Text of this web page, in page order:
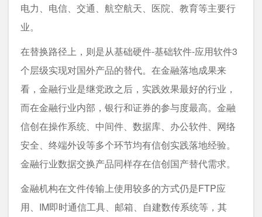
电力、电信、交通、航空航天、医院、教育等主要行
业。
在替换路径上，则是从基础硬件-基础软件-应用软件3
个层级实现对国外产品的替代。在金融落地成果来
看，金融行业是继党政之后，实践效果最好的行业，
而在金融行业内部，银行和证券的参与度最高。金融
信创在操作系统、中间件、数据库、办公软件、网络
安全、终端外设等多个环节均有信创实践落地经验。
金融行业数据交换产品同样存在信创国产替代需求。
金融机构在文件传输上使用较多的方式仍是FTP应
用、IM即时通信工具、邮箱、自建数传系统等，其